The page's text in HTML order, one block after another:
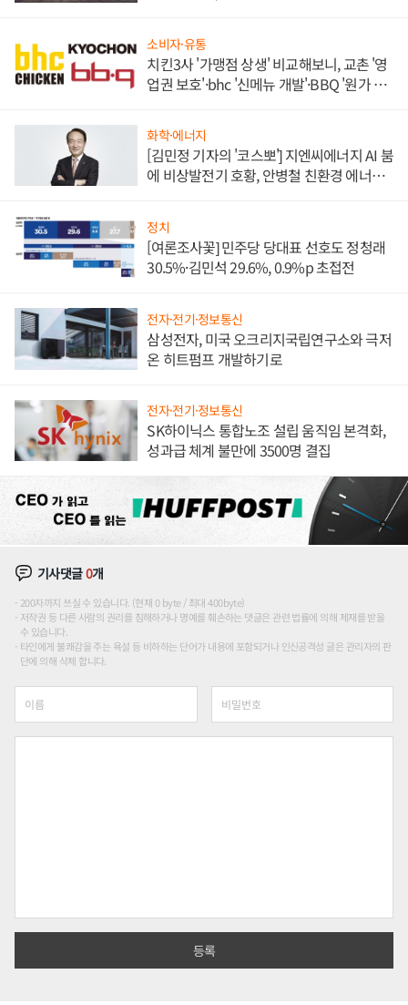
소비자·유통
치킨3사 '가맹점 상생' 비교해보니, 교촌 '영
업권 보호'·bhc '신메뉴 개발'·BBQ '원가 부
화학·에너지
[김민정 기자의 '코스뽀'] 지엔씨에너지 AI 붐
에 비상발전기 호황, 안병철 친환경 에너지
정치
[여론조사꽃] 민주당 당대표 선호도 정청래
30.5%·김민석 29.6%, 0.9%p 초접전
전자·전기·정보통신
삼성전자, 미국 오크리지국립연구소와 극저
온 히트펌프 개발하기로
전자·전기·정보통신
SK하이닉스 통합노조 설립 움직임 본격화,
성과급 체계 불만에 3500명 결집
기사댓글0개
200자까지 쓰실 수 있습니다. (현재 0 byte / 최대 400byte)
저작권 등 다른 사람의 권리를 침해하거나 명예를 훼손하는 댓글은 관련 법률에 의해 제재를 받을
수 있습니다.
타인에게 불쾌감을 주는 욕설 등 비하하는 단어가 내용에 포함되거나 인신공격성 글은 관리자의 판
단에 의해 삭제 합니다.